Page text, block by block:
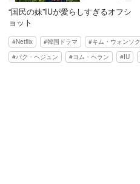
“国民の妹”IUが愛らしすぎるオフシ
ョット
Netflix 韓国ドラマ キム・ウォンソク
パク・ヘジュン
ヨム・ヘラン IU